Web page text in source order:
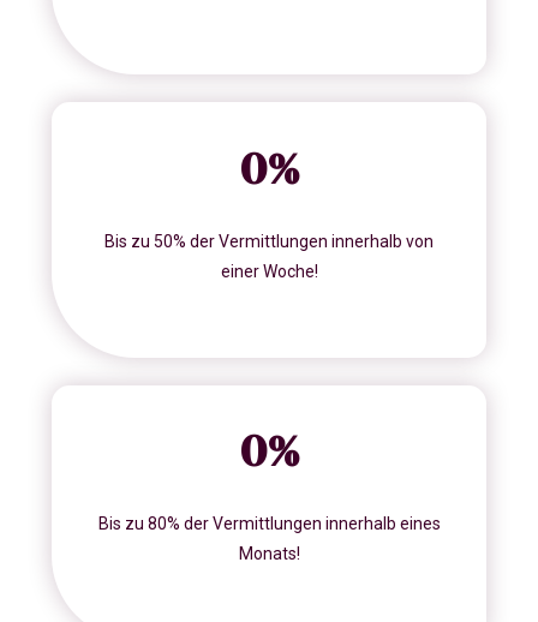
0%
Bis zu 50% der Vermittlungen innerhalb von
einer Woche!
0%
Bis zu 80% der Vermittlungen innerhalb eines
Monats!